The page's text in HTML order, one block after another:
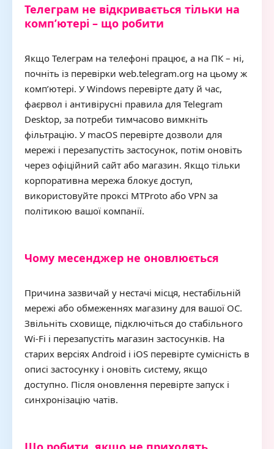
Телеграм не відкривається тільки на
комп’ютері – що робити
Якщо Телеграм на телефоні працює, а на ПК – ні,
почніть із перевірки web.telegram.org на цьому ж
комп’ютері. У Windows перевірте дату й час,
фаєрвол і антивірусні правила для Telegram
Desktop, за потреби тимчасово вимкніть
фільтрацію. У macOS перевірте дозволи для
мережі і перезапустіть застосунок, потім оновіть
через офіційний сайт або магазин. Якщо тільки
корпоративна мережа блокує доступ,
використовуйте проксі MTProto або VPN за
політикою вашої компанії.
Чому месенджер не оновлюється
Причина зазвичай у нестачі місця, нестабільній
мережі або обмеженнях магазину для вашої ОС.
Звільніть сховище, підключіться до стабільного
Wi-Fi і перезапустіть магазин застосунків. На
старих версіях Android і iOS перевірте сумісність в
описі застосунку і оновіть систему, якщо
доступно. Після оновлення перевірте запуск і
синхронізацію чатів.